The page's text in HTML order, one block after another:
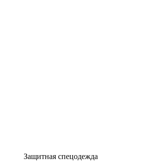
Защитная спецодежда